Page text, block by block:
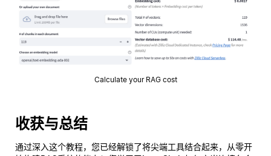
Calculate your RAG cost
收获与总结
通过深入这个教程，您已经解锁了将尖端工具结合起来，从零开